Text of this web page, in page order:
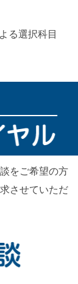
る選択科目
をご希望の方
させていただ